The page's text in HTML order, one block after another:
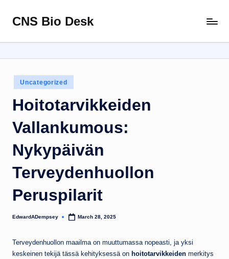
Skip
content
CNS Bio Desk
Life
Story
Posted
in
Uncategorized
Hoitotarvikkeiden
Vallankumous:
Nykypäivän
Terveydenhuollon
Peruspilarit
Posted
EdwardADempsey March 28, 2025
Terveydenhuollon maailma on muuttumassa nopeasti, ja yksi
keskeinen tekijä tässä kehityksessä on hoitotarvikkeiden merkitys